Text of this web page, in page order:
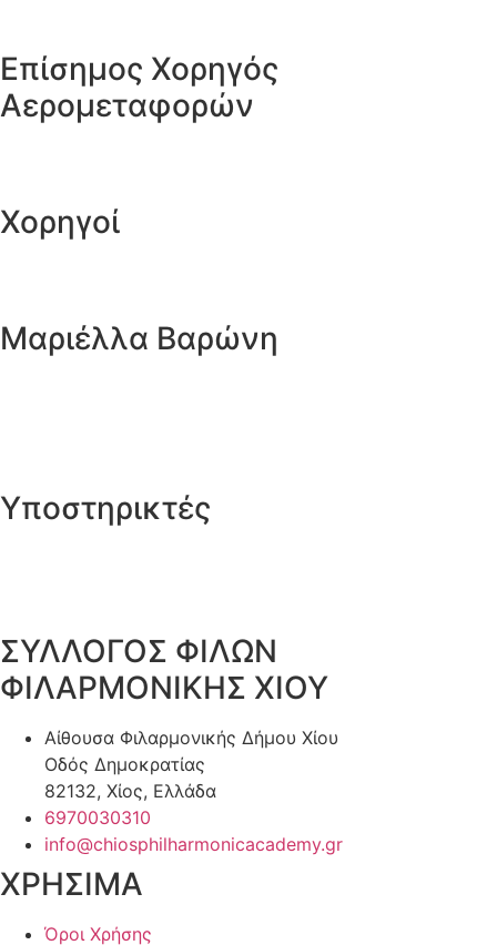
Επίσημος Χορηγός
Αερομεταφορών
Χορηγοί
Μαριέλλα Βαρώνη
Υποστηρικτές
ΣΥΛΛΟΓΟΣ ΦΙΛΩΝ
ΦΙΛΑΡΜΟΝΙΚΗΣ ΧΙΟΥ
Αίθουσα Φιλαρμονικής Δήμου Χίου
Οδός Δημοκρατίας
82132, Χίος, Ελλάδα
6970030310
info@chiosphilharmonicacademy.gr
ΧΡΗΣΙΜΑ
Όροι Χρήσης